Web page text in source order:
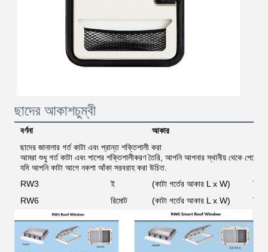
ছাদের আকাশচুম্বী
বর্ণনা আকার
ছাদের জানালার গর্ত কাটা এবং প্রান্ত শক্তিশালী করা
আমরা শুধু গর্ত কাটা এবং পাশের শক্তিশালীকরণ তৈরি, আপনি আপনার স্থানীয় থেকে পেতে
যদি আপনি কাটা আগে নকশা আঁকা সরবরাহ করা উচিত.
RW3
ই (কাটা গর্তের আকার L x W)
700
RW6
রিমোট (কাটা গর্তের আকার L x W) 700